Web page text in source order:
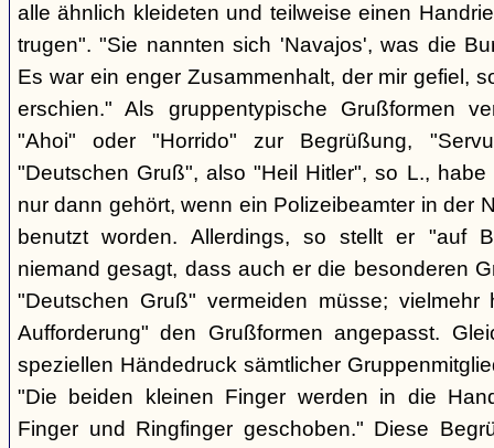
alle ähnlich kleideten und teilweise einen
trugen". "Sie nannten sich 'Navajos', was die
Es war ein enger Zusammenhalt, der mir gefiel,
erschien." Als gruppentypische Grußformen
"Ahoi" oder "Horrido" zur Begrüßung,
"Deutschen Gruß", also "Heil Hitler", so L.,
nur dann gehört, wenn ein Polizeibeamter in der
benutzt worden. Allerdings, so stellt er "auf
niemand gesagt, dass auch er die besonderen
"Deutschen Gruß" vermeiden müsse;
Aufforderung" den Grußformen angepasst.
speziellen Händedruck sämtlicher
"Die beiden kleinen Finger werden in die
Finger und Ringfinger geschoben." Diese